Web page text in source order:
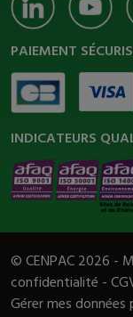
PAIEMENT
INDICATEURS
© CENPAC 2026 -
confidentialité -
Gérer mes données